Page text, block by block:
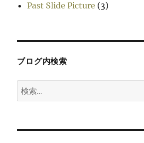
Past Slide Picture (3)
ブログ内検索
検
索: